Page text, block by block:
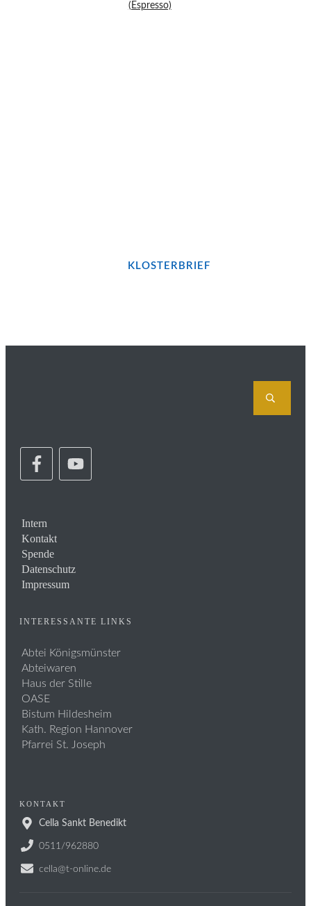
(Espresso)
KLOSTERBRIEF
Intern
Kontakt
Spende
Datenschutz
Impressum
INTERESSANTE LINKS
Abtei Königsmünster
Abteiwaren
Haus der Stille
OASE
Bistum Hildesheim
Kath. Region Hannover
Pfarrei St. Joseph
KONTAKT
Cella Sankt Benedikt
0511/962880
cella@t-online.de